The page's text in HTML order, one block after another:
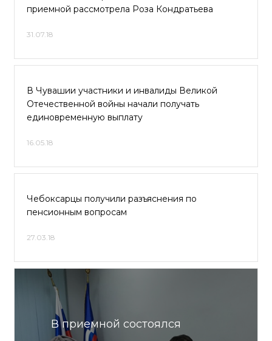
приемной рассмотрела Роза Кондратьева
31.07.18
В Чувашии участники и инвалиды Великой
Отечественной войны начали получать
единовременную выплату
16.05.18
Чебоксарцы получили разъяснения по
пенсионным вопросам
27.03.18
В приемной состоялся